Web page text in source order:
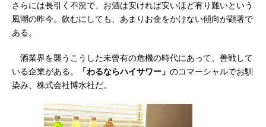
さらには長引く不況で、お酒は安ければ安いほど有り難いという
風潮の昨今。飲むにしても、あまりお金をかけない傾向が顕著で
ある。
酒業界を襲うこうした未曾有の危機の時代にあって、善戦して
いる企業がある。
「わるならハイサワー」 のコマーシャルでお馴
染み、株式会社博水社だ。